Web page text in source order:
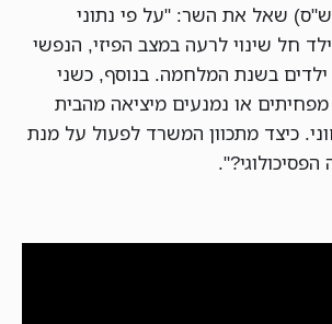
שאל את השר: "על פי נתוני
חל שינוי לרעה במצב הפיזי, הנפשי
ילדים בשנת המלחמה. בנוסף, כשני
או נמנעים מיציאה מהבית
כיצד מתכוון המשרד לפעול על מנת